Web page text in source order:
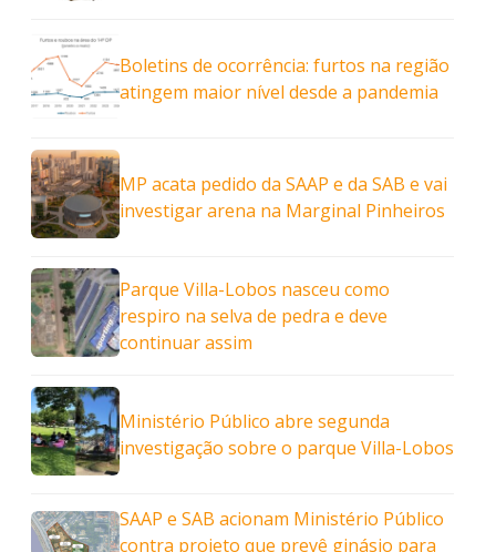
Boletins de ocorrência: furtos na região
atingem maior nível desde a pandemia
MP acata pedido da SAAP e da SAB e vai
investigar arena na Marginal Pinheiros
Parque Villa-Lobos nasceu como
respiro na selva de pedra e deve
continuar assim
Ministério Público abre segunda
investigação sobre o parque Villa-Lobos
SAAP e SAB acionam Ministério Público
contra projeto que prevê ginásio para